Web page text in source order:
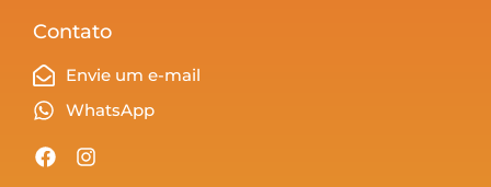
Contato
Envie um e-mail
WhatsApp